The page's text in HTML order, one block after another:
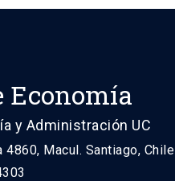
y Administración UC
4860, Macul. Santiago, Chile